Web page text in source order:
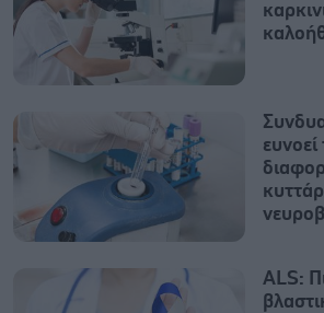
ευνοεί
ALS: